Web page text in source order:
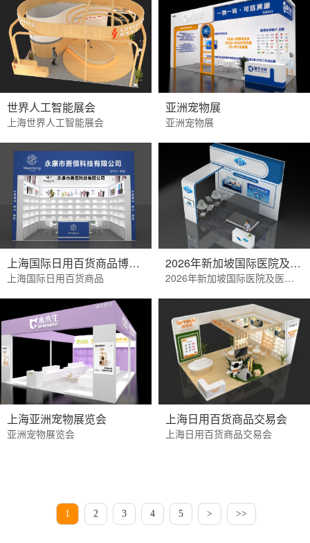
世界人工智能展会
上海世界人工智能展会
亚洲宠物展
亚洲宠物展
上海国际日用百货商品博览会
上海国际日用百货商品
2026年新加坡国际医院及医疗设备展览会
2026年新加坡国际医院及医疗设备展览会
上海亚洲宠物展览会
亚洲宠物展览会
上海日用百货商品交易会
上海日用百货商品交易会
1 2 3 4 5 > >>